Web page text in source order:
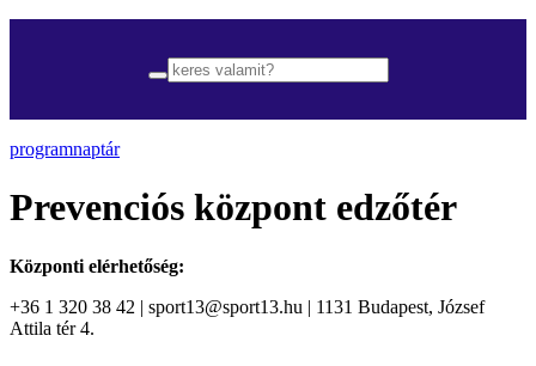
programnaptár
Prevenciós központ edzőtér
Központi elérhetőség:
+36 1 320 38 42 | sport13@sport13.hu | 1131 Budapest, József
Attila tér 4.